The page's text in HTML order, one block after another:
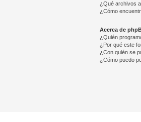
¿Qué archivos
¿Cómo
Acerca de
¿Quién
¿Por qué este
¿Con quién se
¿Cómo puedo